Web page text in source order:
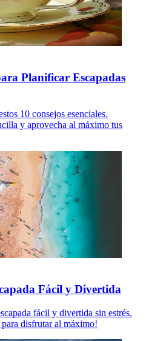
Planificar Escapadas
10 consejos esenciales.
y aprovecha al máximo tus
Fácil y Divertida
fácil y divertida sin estrés.
para disfrutar al máximo!